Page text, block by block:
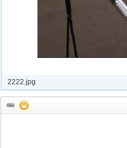
2222.jpg
上传于2012-11-12 00:22
评论(0)